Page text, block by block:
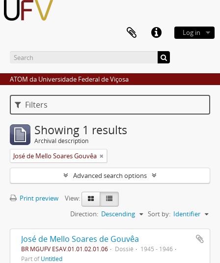
Log in
ATOM da Universidade Federal de Viçosa
Filters
Showing 1 results
Archival description
José de Mello Soares Gouvêa
Advanced search options
Print preview
View:
Sort by: Identifier
Direction: Descending
José de Mello Soares de Gouvêa
BR MGUFV ESAV.01.01.02.01.06 Dossiê
1945 - 1946
Part ofUntitled